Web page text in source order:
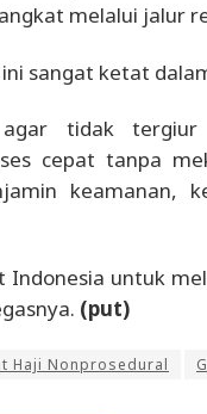
melalui jalur
sangat ketat
agar tidak
cepat tanpa
keamanan,
untuk
(put)
Haji Nonprosedural